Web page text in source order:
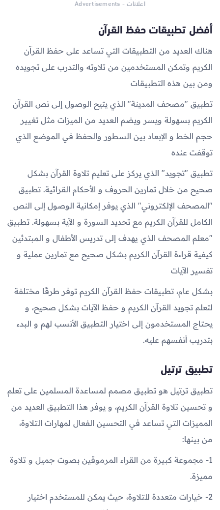
اعلانات - Advertisements
أفضل تطبيقات حفظ القرآن
هناك العديد من التطبيقات التي تساعد على حفظ القرآن
الكريم وتمكن المستخدمين من تلاوته والتدرب على تجويده
ومن بين هذه التطبيقات
تطبيق "مصحف المدينة" الذي يتيح الوصول إلى نص القرآن
الكريم بسهولة ويسر ويضم العديد من الميزات مثل تغيير
حجم الخط و الإبعاد بين السطور والحفظ في الموضع الذي
توقفت عنده
تطبيق "تجويد" الذي يركز على تعليم تلاوة القرآن بشكل
صحيح من خلال تمارين الحروف و الأحكام القرائية. تطبيق
"المصحف الإلكتروني" الذي يوفر إمكانية الوصول إلى النص
الكامل للقرآن الكريم مع تحديد السورة و الآية بسهولة. تطبيق
"معلم المصحف الذي يهدف إلى تدريس الأطفال و المبتدئين
كيفية قراءة القرآن الكريم بشكل صحيح مع تمارين عملية و
تفسير الآيات
بشكل عام، تطبيقات حفظ القرآن الكريم توفر طرقًا مختلفة
لتعلم تجويد القرآن الكريم و حفظ الآيات بشكل صحيح، و
يحتاج المستخدمون إلى اختيار التطبيق الأنسب لهم و البدء
بتدريب أنفسهم عليه.
تطبيق ترتيل
تطبيق ترتيل هو تطبيق مصمم لمساعدة المسلمين على تعلم
و تحسين تلاوة القرآن الكريم، و يوفر هذا التطبيق العديد من
المميزات التي تساعد في التحسين الفعال لمهارات التلاوة،
من بينها:
1- مجموعة كبيرة من القراء المرموقين بصوت جميل و تلاوة
مميزة.
2- خيارات متعددة للتلاوة، حيث يمكن للمستخدم اختيار